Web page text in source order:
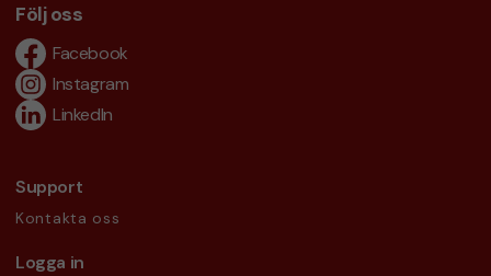
Följ oss
Facebook
Instagram
LinkedIn
Support
Kontakta oss
Logga in